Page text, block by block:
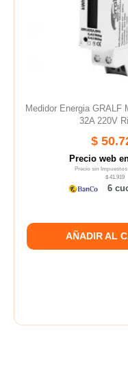
Medidor Energia GRALF
32A 220V
$
Precio web
Precio sin Impuestos
$ 41.919
6
AÑADIR AL